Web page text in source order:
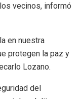
vecinos, informó
en nuestra
protegen la paz y
Lozano.
del